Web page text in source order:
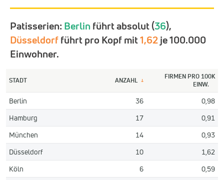
Patisserien: Berlin führt absolut (36),
Düsseldorfführt pro Kopf mit1,62je 100.000
Einwohner.
STADT ANZAHL ↓
FIRMEN PRO 100K
EINW.
Berlin 36
0,98
Hamburg
17
0,91
München
14
0,93
Düsseldorf
10
1,62
Köln
6
0,59